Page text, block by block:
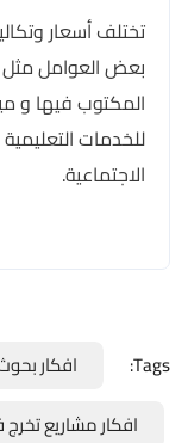
تختلف أسعار
بعض العوامل
المكتوب فيها و
للخدمات
الاجتماعية.
Tags:
افكار
افكار مشاريع